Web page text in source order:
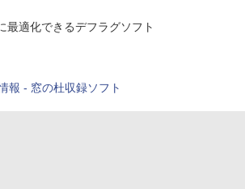
最適化できるデフラグソフト
報 - 窓の杜収録ソフト